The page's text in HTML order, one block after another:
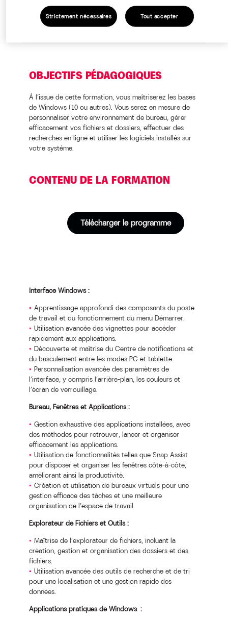
OBJECTIFS PÉDAGOGIQUES
À l’issue de cette formation, vous maîtriserez les bases
de Windows (10 ou autres). Vous serez en mesure de
personnaliser votre environnement de bureau, gérer
efficacement vos fichiers et dossiers, effectuer des
recherches en ligne et utiliser les logiciels installés sur
votre système.
CONTENU DE LA FORMATION
Télécharger le programme
Interface Windows :
Apprentissage approfondi des composants du poste
de travail et du fonctionnement du menu Démarrer.
Utilisation avancée des vignettes pour accéder
rapidement aux applications.
Découverte et maîtrise du Centre de notifications et
du basculement entre les modes PC et tablette.
Personnalisation avancée des paramètres de
l’interface, y compris l’arrière-plan, les couleurs et
l’écran de verrouillage.
Bureau, Fenêtres et Applications :
Gestion exhaustive des applications installées, avec
des méthodes pour retrouver, lancer et organiser
efficacement les applications.
Utilisation de fonctionnalités telles que Snap Assist
pour disposer et organiser les fenêtres côte-à-côte,
améliorant ainsi la productivité.
Création et utilisation de bureaux virtuels pour une
gestion efficace des tâches et une meilleure
organisation de l’espace de travail.
Explorateur de Fichiers et Outils :
Maîtrise de l’explorateur de fichiers, incluant la
création, gestion et organisation des dossiers et des
fichiers.
Utilisation avancée des outils de recherche et de tri
pour une localisation et une gestion rapide des
données.
Applications pratiques de Windows :
Strictement nécessaires Tout accepter